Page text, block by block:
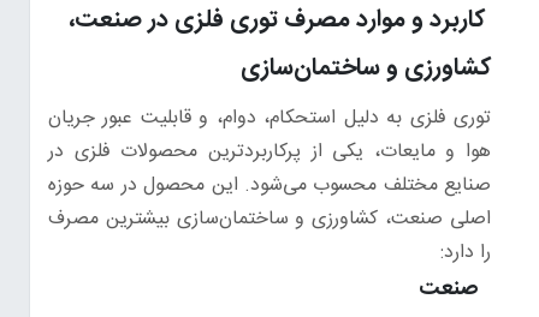
کاربرد و موارد مصرف توری فلزی در صنعت،
کشاورزی و ساختمان‌سازی
توری فلزی به دلیل استحکام، دوام، و قابلیت عبور جریان
هوا و مایعات، یکی از پرکاربردترین محصولات فلزی در
صنایع مختلف محسوب می‌شود. این محصول در سه حوزه
اصلی صنعت، کشاورزی و ساختمان‌سازی بیشترین مصرف
را دارد:
صنعت